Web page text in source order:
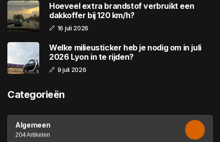
Hoeveel extra brandstof verbruikt een
dakkoffer bij 120 km/h?
16 juli 2026
Welke milieusticker heb je nodig om in juli
2026 Lyon in te rijden?
9 juli 2026
Categorieën
Algemeen
204 Artikelen